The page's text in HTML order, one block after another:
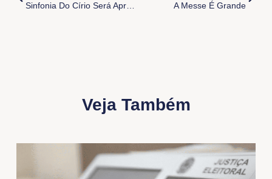
Sinfonia Do Círio Será Apresentada Ao Clero De Belém Em Concerto Especial Nos Mercedários
A Messe É Grande
Veja Também